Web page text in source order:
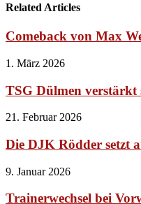
Related Articles
Comeback von Max
1. März 2026
TSG Dülmen
21. Februar 2026
Die DJK Rödder setzt
9. Januar 2026
Trainerwechsel bei